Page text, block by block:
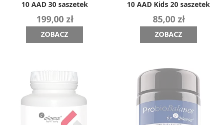
10 AAD 30 saszetek
199,00 zł
ZOBACZ
10 AAD Kids 20 saszetek
85,00 zł
ZOBACZ